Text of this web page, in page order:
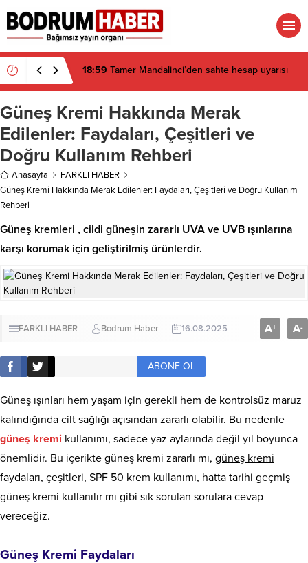
18:59 Tamer Mandalinci’den sahte hesap uyarısı
Güneş Kremi Hakkında Merak
Edilenler: Faydaları, Çeşitleri ve
Doğru Kullanım Rehberi
Anasayfa
FARKLI HABER
Güneş Kremi Hakkında Merak Edilenler: Faydaları, Çeşitleri ve Doğru Kullanım
Rehberi
Güneş kremleri , cildi güneşin zararlı UVA ve UVB ışınlarına
karşı korumak için geliştirilmiş ürünlerdir.
FARKLI HABER Bodrum Haber 16.08.2025 A+ A-
ABONE OL
Güneş ışınları hem yaşam için gerekli hem de kontrolsüz maruz
kalındığında cilt sağlığı açısından zararlı olabilir. Bu nedenle
güneş kremi kullanımı, sadece yaz aylarında değil yıl boyunca
önemlidir. Bu içerikte güneş kremi zararlı mı, güneş kremi
faydaları, çeşitleri, SPF 50 krem kullanımı, hatta tarihi geçmiş
güneş kremi kullanılır mı gibi sık sorulan sorulara cevap
vereceğiz.
Güneş Kremi Faydaları